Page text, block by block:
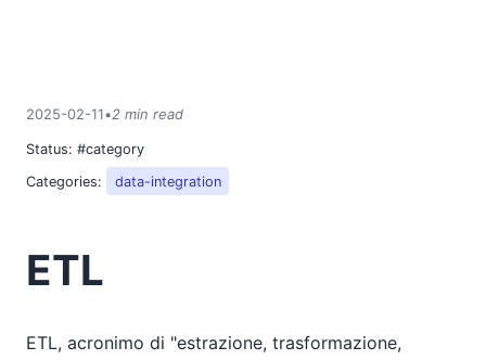
2025-02-11•2 min read
Status: #category
Categories:
data-integration
ETL
ETL, acronimo di "estrazione, trasformazione,